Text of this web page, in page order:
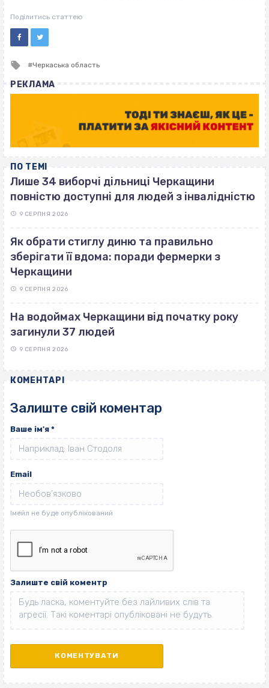
ВІСІМНАДЦЯТЬ ТРИ НУЛІ
Поділитись статтею
Tagged
Черкаська область
РЕКЛАМА
ПО ТЕМІ
Лише 34 виборчі дільниці Черкащини
повністю доступні для людей з інвалідністю
9 СЕРПНЯ 2026
Як обрати стиглу диню та правильно
зберігати її вдома: поради фермерки з
Черкащини
9 СЕРПНЯ 2026
На водоймах Черкащини від початку року
загинули 37 людей
9 СЕРПНЯ 2026
КОМЕНТАРІ
Залиште свій коментар
Ваше ім'я *
Email
Залиште свій коментр